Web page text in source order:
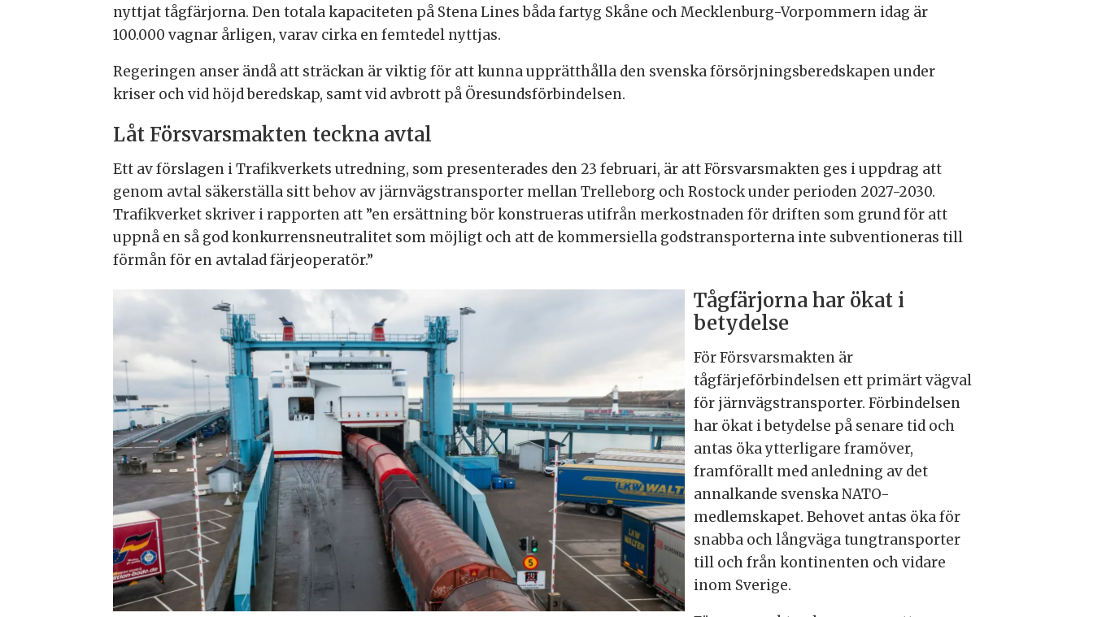
nyttjat tågfärjorna. Den totala kapaciteten på Stena Lines båda fartyg Skåne och Mecklenburg-Vorpommern idag är
100.000 vagnar årligen, varav cirka en femtedel nyttjas.
Regeringen anser ändå att sträckan är viktig för att kunna upprätthålla den svenska försörjningsberedskapen under
kriser och vid höjd beredskap, samt vid avbrott på Öresundsförbindelsen.
Låt Försvarsmakten teckna avtal
Ett av förslagen i Trafikverkets utredning, som presenterades den 23 februari, är att Försvarsmakten ges i uppdrag att
genom avtal säkerställa sitt behov av järnvägstransporter mellan Trelleborg och Rostock under perioden 2027-2030.
Trafikverket skriver i rapporten att ”en ersättning bör konstrueras utifrån merkostnaden för driften som grund för att
uppnå en så god konkurrensneutralitet som möjligt och att de kommersiella godstransporterna inte subventioneras till
förmån för en avtalad färjeoperatör.”
Tågfärjorna har ökat i
betydelse
För Försvarsmakten är
tågfärjeförbindelsen ett primärt vägval
för järnvägstransporter. Förbindelsen
har ökat i betydelse på senare tid och
antas öka ytterligare framöver,
framförallt med anledning av det
annalkande svenska NATO-
medlemskapet. Behovet antas öka för
snabba och långväga tungtransporter
till och från kontinenten och vidare
inom Sverige.